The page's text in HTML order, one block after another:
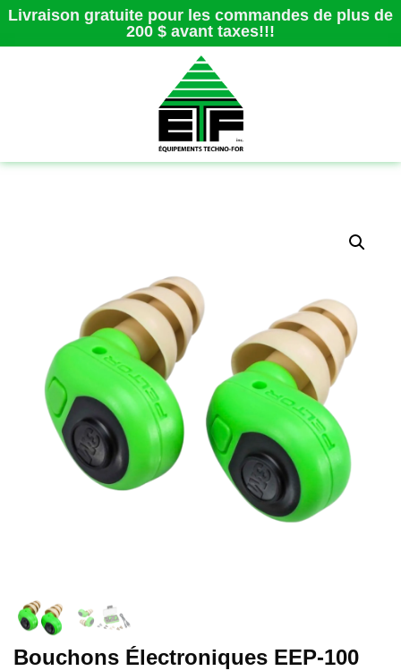
Livraison gratuite pour les commandes de plus de
200 $ avant taxes!!!
Bouchons Électroniques EEP-100